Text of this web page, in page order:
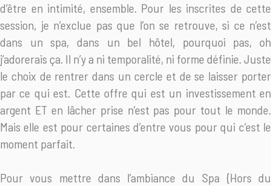
d’être en intimité, ensemble. Pour les inscrites de cette
session, je n’exclue pas que l’on se retrouve, si ce n’est
dans un spa, dans un bel hôtel, pourquoi pas, oh
j’adorerais ça. Il n’y a ni temporalité, ni forme définie. Juste
le choix de rentrer dans un cercle et de se laisser porter
par ce qui est. Cette offre qui est un investissement en
argent ET en lâcher prise n’est pas pour tout le monde.
Mais elle est pour certaines d’entre vous pour qui c’est le
moment parfait.
Pour vous mettre dans l’ambiance du Spa {Hors du